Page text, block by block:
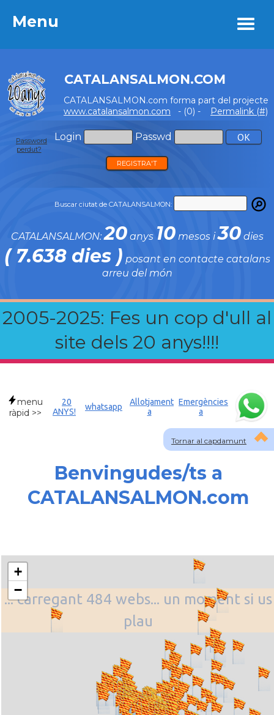
Menu
CATALANSALMON.COM
CATALANSALMON.com forma part del projecte
www.catalansalmon.com - (0) - Permalink (#)
Login Passwd
Password
perdut?
REGISTRA'T
Buscar ciutat de CATALANSALMON:
CATALANSALMON:20anys 10mesos i30dies
( 7.638 dies ) posant en contacte catalans
arreu del món
2005-2025: Fes un cop d'ull al
site dels 20 anys!!!!
Menu
Tornar al capdamunt
menu
ràpid >>
20
ANYS!
whatsapp
Allotjament
a
Emergències
a
Benvingudes/ts a
CATALANSALMON.com
... carregant 484 webs... un moment si us
plau
+
−